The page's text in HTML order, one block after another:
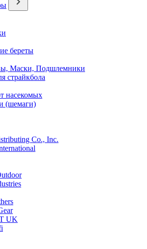
береты
Маски, Подшлемники
страйкбола
насекомых
(шемаги)
Co., Inc.
UK